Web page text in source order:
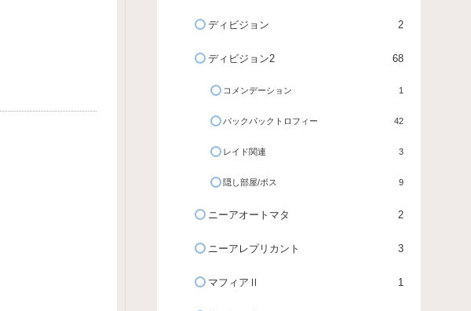
ディビジョン 2
ディビジョン2 68
コメンデーション 1
バックパックトロフィー 42
レイド関連 3
隠し部屋/ボス 9
ニーアオートマタ 2
ニーアレプリカント 3
マフィアⅡ 1